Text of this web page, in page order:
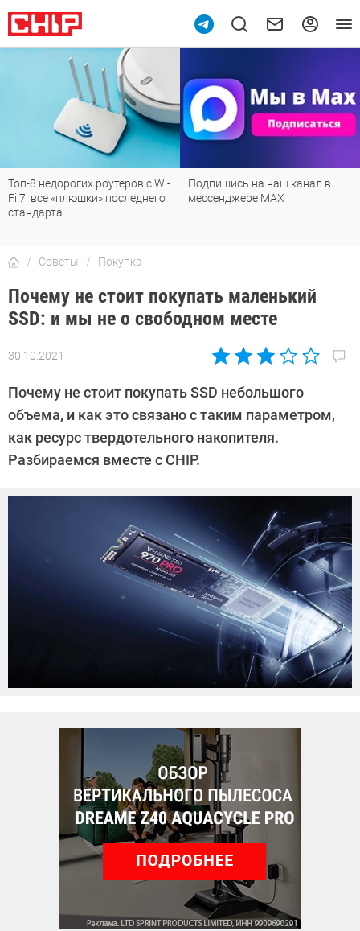
с Wi-
Подпишись на наш канал в
мессенджере МАХ
Рейтинг телевизоров
лучшие модели для
Советы Покупка
Почему не стоит покупать маленький
SSD: и мы не о свободном месте
30.10.2021
Автор:
Почему не стоит покупать SSD небольшого
объема, и как это связано с таким параметром,
как ресурс твердотельного накопителя.
Разбираемся вместе с CHIP.